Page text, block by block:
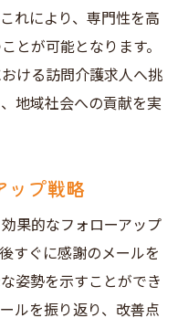
れにより、専門性を高
とが可能となります。
ける訪問介護求人へ挑
地域社会への貢献を実
ップ戦略
果的なフォローアップ
すぐに感謝のメールを
姿勢を示すことができ
ルを振り返り、改善点